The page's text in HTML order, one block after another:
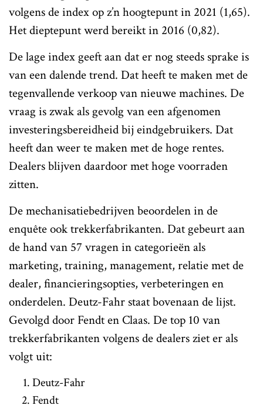
volgens de index op z’n hoogtepunt in 2021 (1,65).
Het dieptepunt werd bereikt in 2016 (0,82).
De lage index geeft aan dat er nog steeds sprake is
van een dalende trend. Dat heeft te maken met de
tegenvallende verkoop van nieuwe machines. De
vraag is zwak als gevolg van een afgenomen
investeringsbereidheid bij eindgebruikers. Dat
heeft dan weer te maken met de hoge rentes.
Dealers blijven daardoor met hoge voorraden
zitten.
De mechanisatiebedrijven beoordelen in de
enquête ook trekkerfabrikanten. Dat gebeurt aan
de hand van 57 vragen in categorieën als
marketing, training, management, relatie met de
dealer, financieringsopties, verbeteringen en
onderdelen. Deutz-Fahr staat bovenaan de lijst.
Gevolgd door Fendt en Claas. De top 10 van
trekkerfabrikanten volgens de dealers ziet er als
volgt uit:
Deutz-Fahr
Fendt